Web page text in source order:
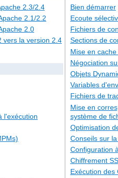
2.3/2.4
2.1/2.2
2.0
vers la version 2.4
l'exécution
Bien démarrer
Ecoute
Fichiers de
Sections de
Mise en
Négociation
Objets
Variables
Fichiers de
Mise en
système de
Optimisation
Conseils sur
Configuration
Chiffrement
Exécution des